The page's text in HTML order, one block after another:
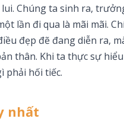
Chúng ta sinh ra,
lần đi qua là mãi mãi.
đẹp đẽ đang diễn ra,
thân. Khi ta thực sự
phải hối tiếc.
nhất